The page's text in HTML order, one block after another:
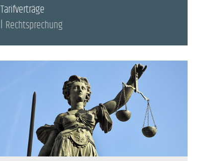
Tarifverträge
Rechtsprechung